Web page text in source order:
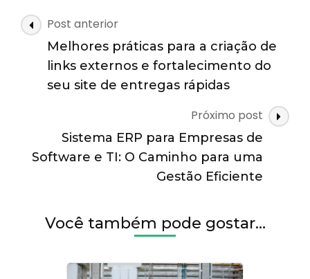
Comércio
Durante
o
Final
Ano
Navegação
de
posts
Post anterior
Melhores práticas para a criação de
links externos e fortalecimento do
seu site de entregas rápidas
Próximo post
Sistema ERP para Empresas de
Software e TI: O Caminho para uma
Gestão Eficiente
Você também pode gostar…